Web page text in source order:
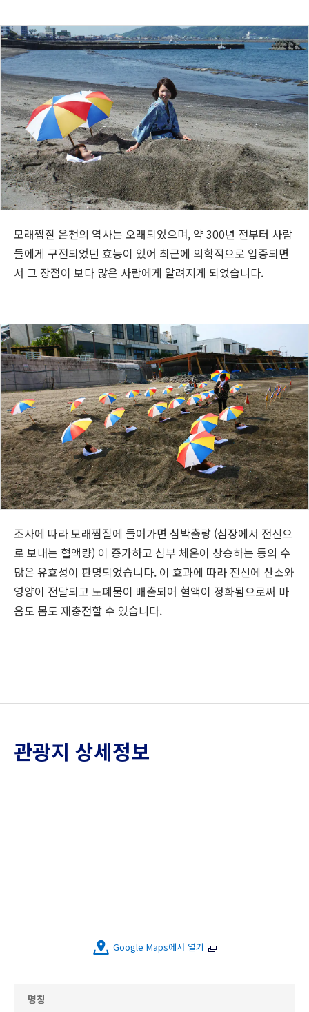
모래찜질 온천의 역사는 오래되었으며, 약 300년 전부터 사람
들에게 구전되었던 효능이 있어 최근에 의학적으로 입증되면
서 그 장점이 보다 많은 사람에게 알려지게 되었습니다.
조사에 따라 모래찜질에 들어가면 심박출량 (심장에서 전신으
로 보내는 혈액량) 이 증가하고 심부 체온이 상승하는 등의 수
많은 유효성이 판명되었습니다. 이 효과에 따라 전신에 산소와
영양이 전달되고 노폐물이 배출되어 혈액이 정화됨으로써 마
음도 몸도 재충전할 수 있습니다.
관광지 상세정보
Google Maps에서 열기
명칭